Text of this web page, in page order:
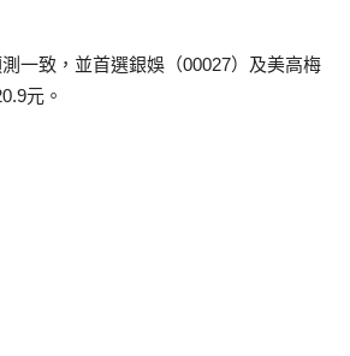
一致，並首選銀娛（00027）及美高梅
元。